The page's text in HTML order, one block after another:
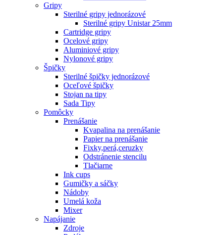
Gripy
Sterilné gripy jednorázové
Sterilné gripy Unistar 25mm
Cartridge gripy
Ocelové gripy
Aluminiové gripy
Nylonové gripy
Špičky
Sterilné špičky jednorázové
Oceľové špičky
Stojan na tipy
Sada Tipy
Pomôcky
Prenášanie
Kvapalina na prenášanie
Papier na prenášanie
Fixky,perá,ceruzky
Odstránenie stencilu
Tlačiarne
Ink cups
Gumičky a sáčky
Nádoby
Umelá koža
Mixer
Napájanie
Zdroje